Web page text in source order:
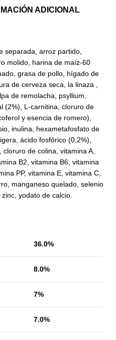
ADICIONAL
separada, arroz partido,
molido, harina de maíz-60
grasa de pollo, hígado de
de cerveza seca, la linaza ,
de remolacha, psyllium,
(2%), L-carnitina, cloruro de
y esencia de romero),
inulina, hexametafosfato de
ácido fosfórico (0,2%),
de colina, vitamina A,
B2, vitamina B6, vitamina
PP, vitamina E, vitamina C,
manganeso quelado, selenio
yodato de calcio.
36.0%
8.0%
7%
7.0%